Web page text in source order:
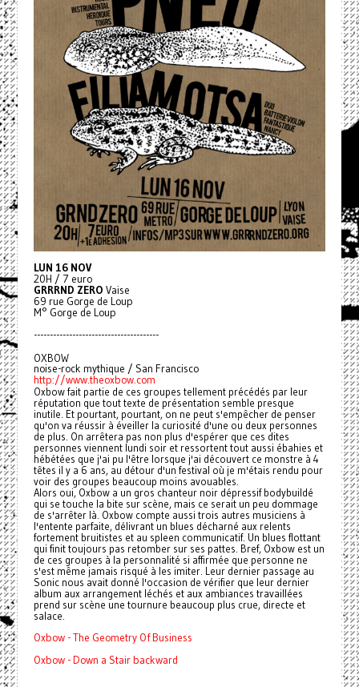
LUN 16 NOV
20H / 7 euro
GRRRND ZERO Vaise
69 rue Gorge de Loup
M° Gorge de Loup
---------------------------------------
OXBOW
noise-rock mythique / San Francisco
http://www.theoxbow.com
Oxbow fait partie de ces groupes tellement précédés par leur
réputation que tout texte de présentation semble presque
inutile. Et pourtant, pourtant, on ne peut s'empêcher de penser
qu'on va réussir à éveiller la curiosité d'une ou deux personnes
de plus. On arrêtera pas non plus d'espérer que ces dites
personnes viennent lundi soir et ressortent tout aussi ébahies et
hébétées que j'ai pu l'être lorsque j'ai découvert ce monstre à 4
têtes il y a 6 ans, au détour d'un festival où je m'étais rendu pour
voir des groupes beaucoup moins avouables.
Alors oui, Oxbow a un gros chanteur noir dépressif bodybuildé
qui se touche la bite sur scène, mais ce serait un peu dommage
de s'arrêter là. Oxbow compte aussi trois autres musiciens à
l'entente parfaite, délivrant un blues décharné aux relents
fortement bruitistes et au spleen communicatif. Un blues flottant
qui finit toujours pas retomber sur ses pattes. Bref, Oxbow est un
de ces groupes à la personnalité si affirmée que personne ne
s'est même jamais risqué à les imiter. Leur dernier passage au
Sonic nous avait donné l'occasion de vérifier que leur dernier
album aux arrangement léchés et aux ambiances travaillées
prend sur scène une tournure beaucoup plus crue, directe et
salace.
Oxbow - The Geometry Of Business
Oxbow - Down a Stair backward